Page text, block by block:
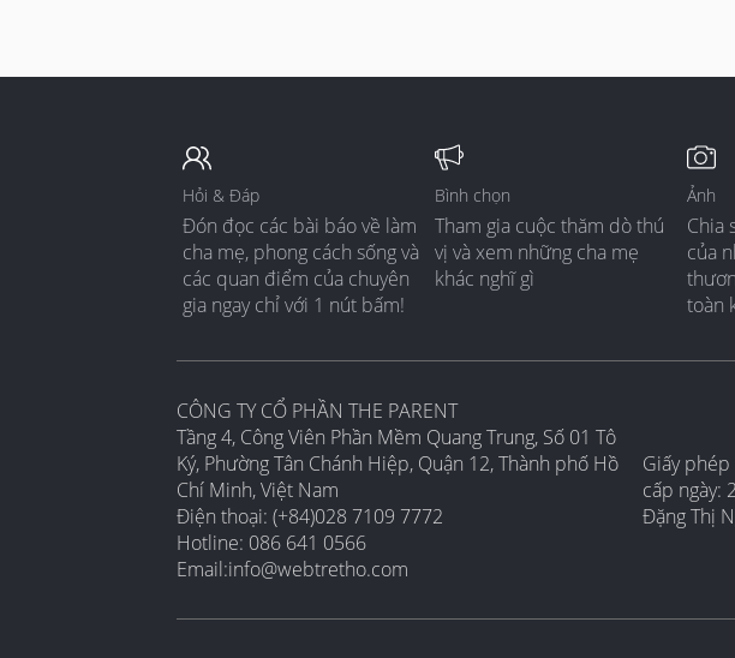
Hỏi & Đáp
Đón đọc các bài báo về làm
cha mẹ, phong cách sống và
các quan điểm của chuyên
gia ngay chỉ với 1 nút bấm!
Bình chọn
Tham gia cuộc thăm dò thú
vị và xem những cha mẹ
khác nghĩ gì
Ảnh
Chia
của
toàn
CÔNG TY CỔ PHẦN THE PARENT
Tầng 4, Công Viên Phần Mềm Quang Trung, Số 01 Tô
Ký, Phường Tân Chánh Hiệp, Quận 12, Thành phố Hồ
Chí Minh, Việt Nam
Điện thoại: (+84)028 7109 7772
Hotline: 086 641 0566
Email:info@webtretho.com
Giấy phép
cấp ngày:
Đặng Thị